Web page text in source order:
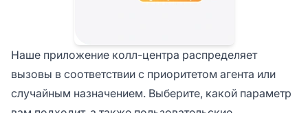
Наше приложение колл-центра распределяет
вызовы в соответствии с приоритетом агента или
случайным назначением. Выберите, какой параметр